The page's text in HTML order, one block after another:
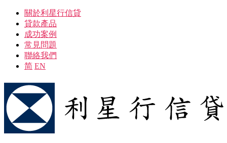
關於利星行信貸
貸款產品
成功案例
常見問題
聯絡我們
简 EN